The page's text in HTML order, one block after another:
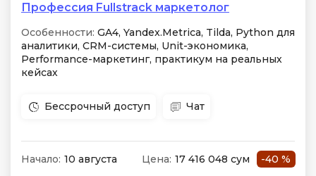
Профессия Fullstrack маркетолог
Особенности: GA4, Yandex.Metrica, Tilda, Python для
аналитики, CRM-системы, Unit-экономика,
Performance-маркетинг, практикум на реальных
кейсах
Бессрочный доступ Чат
Начало: 10 августа Цена: 17 416 048 сум
-40 %